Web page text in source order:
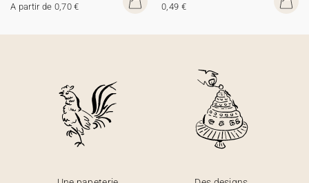
A partir de 0,70 €
0,49 €